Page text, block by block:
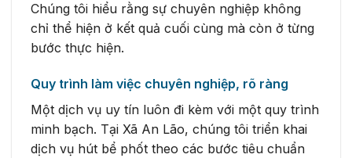
Chúng tôi hiểu rằng sự chuyên nghiệp không
chỉ thể hiện ở kết quả cuối cùng mà còn ở từng
bước thực hiện.
Quy trình làm việc chuyên nghiệp, rõ ràng
Một dịch vụ uy tín luôn đi kèm với một quy trình
minh bạch. Tại Xã An Lão, chúng tôi triển khai
dịch vụ hút bể phốt theo các bước tiêu chuẩn